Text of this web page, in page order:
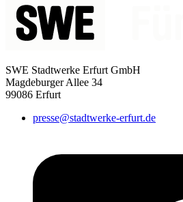
SWE Stadtwerke Erfurt GmbH
Magdeburger Allee 34
99086 Erfurt
presse@stadtwerke-erfurt.de